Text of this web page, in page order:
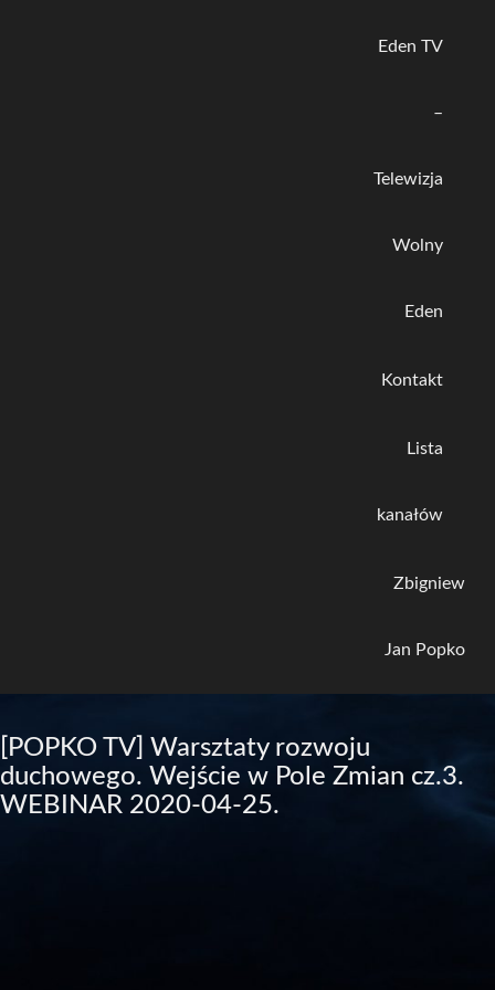
Eden TV
–
Telewizja
Wolny
Eden
Kontakt
Lista
kanałów
Zbigniew
Jan Popko
[POPKO TV] Warsztaty rozwoju
duchowego. Wejście w Pole Zmian cz.3.
WEBINAR 2020-04-25.